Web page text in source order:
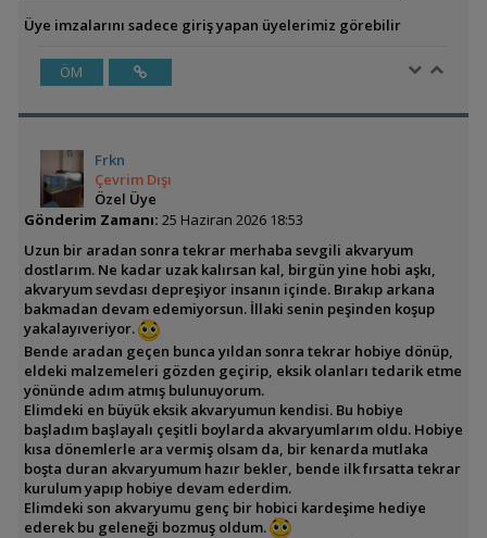
Üye imzalarını sadece giriş yapan üyelerimiz görebilir
ÖM
Frkn
Çevrim Dışı
Özel Üye
Gönderim Zamanı: 25 Haziran 2026 18:53
Uzun bir aradan sonra tekrar merhaba sevgili akvaryum
dostlarım. Ne kadar uzak kalırsan kal, birgün yine hobi aşkı,
akvaryum sevdası depreşiyor insanın içinde. Bırakıp arkana
bakmadan devam edemiyorsun. İllaki senin peşinden koşup
yakalayıveriyor.
Bende aradan geçen bunca yıldan sonra tekrar hobiye dönüp,
eldeki malzemeleri gözden geçirip, eksik olanları tedarik etme
yönünde adım atmış bulunuyorum.
Elimdeki en büyük eksik akvaryumun kendisi. Bu hobiye
başladım başlayalı çeşitli boylarda akvaryumlarım oldu. Hobiye
kısa dönemlerle ara vermiş olsam da, bir kenarda mutlaka
boşta duran akvaryumum hazır bekler, bende ilk fırsatta tekrar
kurulum yapıp hobiye devam ederdim.
Elimdeki son akvaryumu genç bir hobici kardeşime hediye
ederek bu geleneği bozmuş oldum.